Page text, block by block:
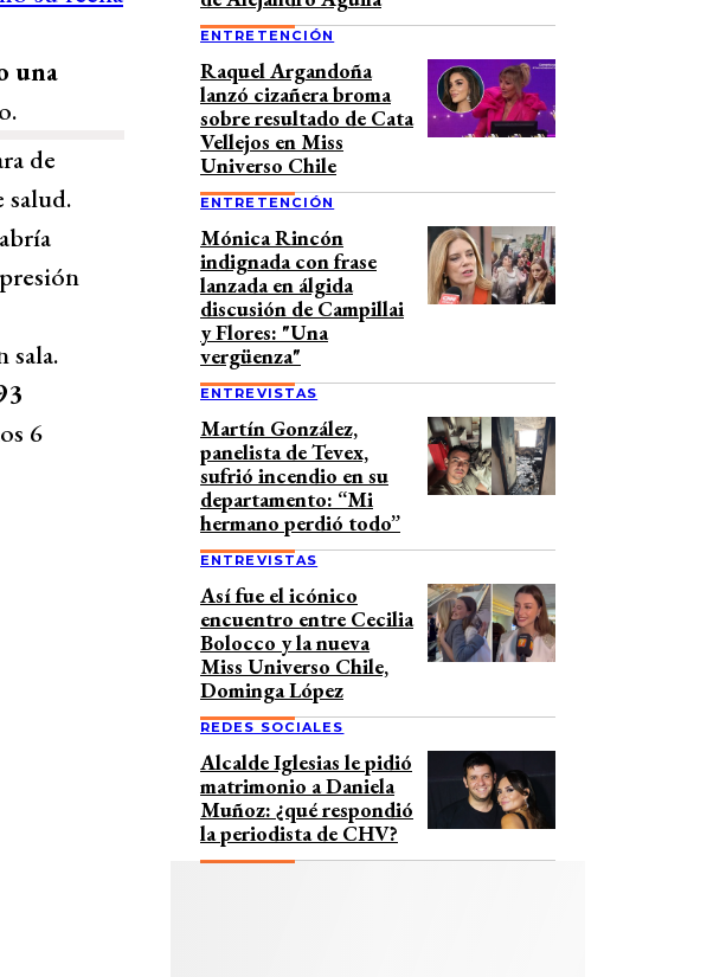
una
de
salud.
sala.
6
ENTRETENCIÓN
Raquel Argandoña
lanzó cizañera broma
sobre resultado de Cata
Vellejos en Miss
Universo Chile
ENTRETENCIÓN
Mónica Rincón
indignada con frase
lanzada en álgida
discusión de Campillai
y Flores: "Una
vergüenza"
ENTREVISTAS
Martín González,
panelista de Tevex,
sufrió incendio en su
departamento: “Mi
hermano perdió todo”
ENTREVISTAS
Así fue el icónico
encuentro entre Cecilia
Bolocco y la nueva
Miss Universo Chile,
Dominga López
REDES SOCIALES
Alcalde Iglesias le pidió
matrimonio a Daniela
Muñoz: ¿qué respondió
la periodista de CHV?